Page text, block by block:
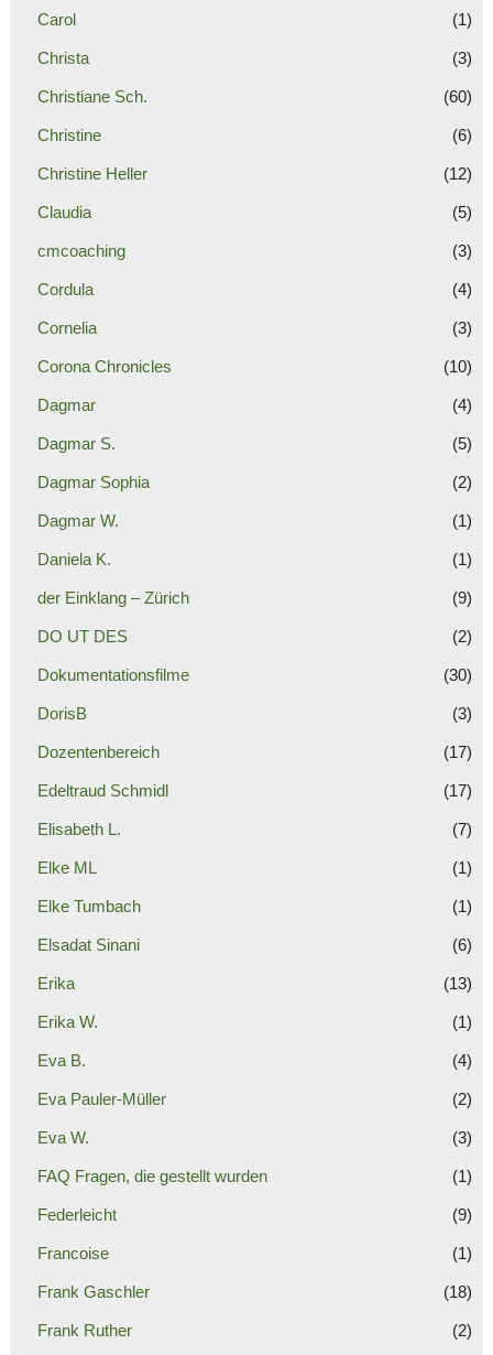
Carol (1)
Christa (3)
Christiane Sch. (60)
Christine (6)
Christine Heller (12)
Claudia (5)
cmcoaching (3)
Cordula (4)
Cornelia (3)
Corona Chronicles (10)
Dagmar (4)
Dagmar S. (5)
Dagmar Sophia (2)
Dagmar W. (1)
Daniela K. (1)
der Einklang – Zürich (9)
DO UT DES (2)
Dokumentationsfilme (30)
DorisB (3)
Dozentenbereich (17)
Edeltraud Schmidl (17)
Elisabeth L. (7)
Elke ML (1)
Elke Tumbach (1)
Elsadat Sinani (6)
Erika (13)
Erika W. (1)
Eva B. (4)
Eva Pauler-Müller (2)
Eva W. (3)
FAQ Fragen, die gestellt wurden (1)
Federleicht (9)
Francoise (1)
Frank Gaschler (18)
Frank Ruther (2)